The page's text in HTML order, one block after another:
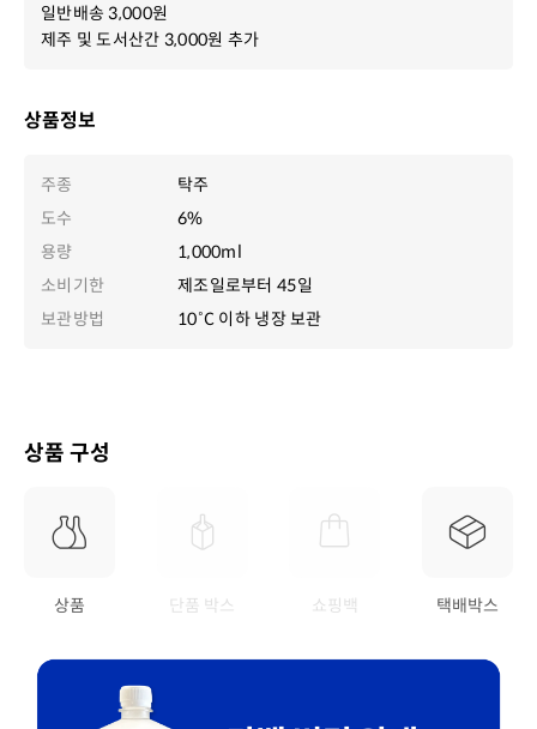
상품정보
주종
탁주
도수
6%
용량
1,000ml
소비기한
제조일로부터 45일
보관방법
10˚C 이하 냉장 보관
일반배송3,000원
제주 및 도서산간 3,000원 추가
상품 구성
상품 단품 박스 쇼핑백 택배박스